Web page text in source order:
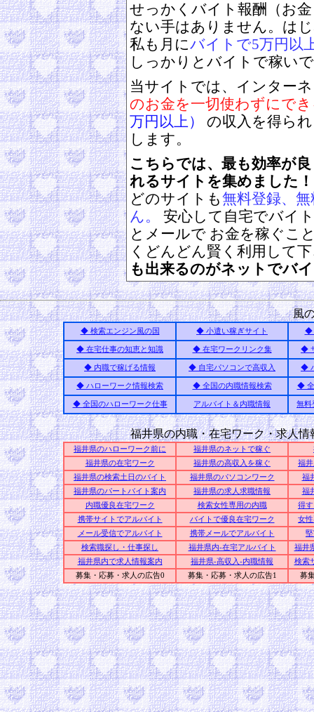
せっかくバイト報酬（お
ない手はありません。は
私も月にバイトで5万円以
しっかりとバイトで稼い
当サイトでは、インター
のお金を一切使わずにで
万円以上）
の収入を得ら
します。
こちらでは、最も効率が
れるサイトを集めました！
どのサイトも無料登録、
ん。
安心して自宅でバイ
とメールで お金を稼ぐこ
くどんどん賢く利用して
も出来るのがネットでバ
風
◆ 検索エンジン風の国 ◆ 小遣い稼ぎサイト ◆
◆ 在宅仕事の知恵と知識 ◆ 在宅ワークリンク集 ◆
◆ 内職で稼げる情報 ◆ 自宅パソコンで高収入 ◆
◆ ハローワーク情報検索 ◆ 全国の内職情報検索 ◆ 全
◆ 全国のハローワーク仕事 アルバイト＆内職情報 無料
福井県の内職・在宅ワーク・求人
福井県のハローワーク前に 福井県のネットで稼ぐ
福井県の在宅ワーク
福井県の高収入を稼ぐ
福
福井県の検索土日のバイト
福井県のパソコンワーク
福
福井県のパートバイト案内
福井県の求人求職情報
福
内職優良在宅ワーク
検索女性専用の内職
得
携帯サイトでアルバイト
バイトで優良在宅ワーク
女
メール受信でアルバイト
携帯メールでアルバイト
検索職探し・仕事探し
福井県内-在宅アルバイト
福井
福井県内で求人情報案内
福井県-高収入-内職情報
検索
募集・応募・求人の広告0
募集・応募・求人の広告1 募